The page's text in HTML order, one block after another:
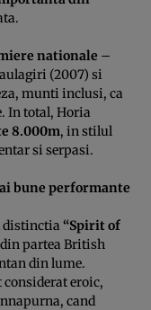
nationale –
(2007) si
munti inclusi, ca
In total, Horia
8.000m, in stilul
si serpasi.
bune performante
distinctia “Spirit of
din partea British
din lume.
eroic,
cand